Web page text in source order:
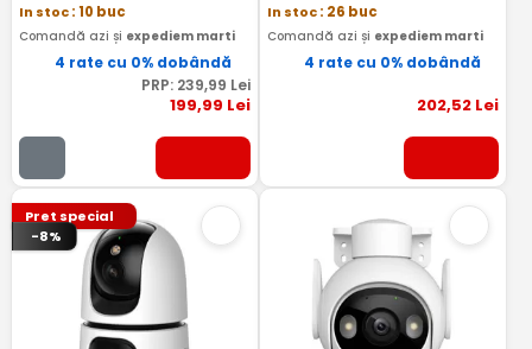
In stoc: 10 buc
Comandă azi și expediem marti
4 rate cu 0% dobândă
PRP: 239,99 Lei
199,99 Lei
In stoc: 26 buc
Comandă azi și expediem marti
4 rate cu 0% dobândă
202,52 Lei
Pret special
-8%